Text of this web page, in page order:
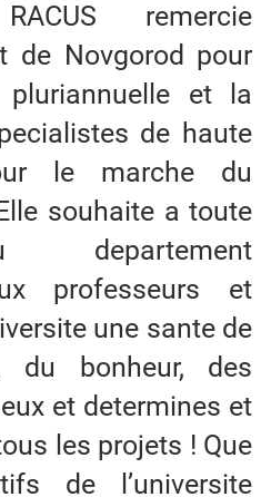
remercie
de Novgorod pour
pluriannuelle et la
de haute
le marche du
souhaite a toute
departement
professeurs et
une sante de
bonheur, des
et determines et
les projets ! Que
de l’universite